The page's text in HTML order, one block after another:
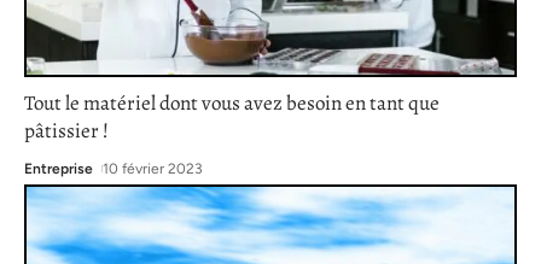
Tout le matériel dont vous avez besoin en tant que
pâtissier !
Entreprise 10 février 2023